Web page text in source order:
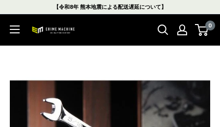
ン
【令和8年 熊本地震による配送遅延について】
エ
0